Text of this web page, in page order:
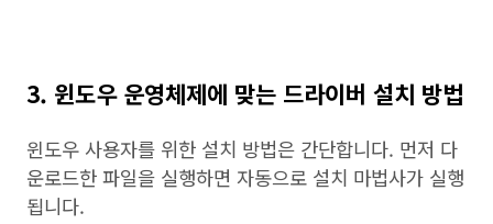
3. 윈도우 운영체제에 맞는 드라이버 설치 방법
윈도우 사용자를 위한 설치 방법은 간단합니다. 먼저 다
운로드한 파일을 실행하면 자동으로 설치 마법사가 실행
됩니다.